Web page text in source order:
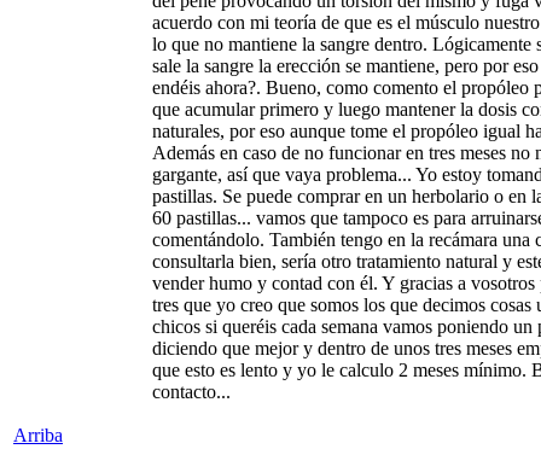
acuerdo con mi teoría de que es el músculo
lo que no mantiene la sangre dentro. Lógicamente
sale la sangre la erección se mantiene, pero por
endéis ahora?. Bueno, como comento el propóleo
que acumular primero y luego mantener la dosis
naturales, por eso aunque tome el propóleo igual
Además en caso de no funcionar en tres meses
gargante, así que vaya problema... Yo estoy
pastillas. Se puede comprar en un herbolario o en
60 pastillas... vamos que tampoco es para
comentándolo. También tengo en la recámara una
consultarla bien, sería otro tratamiento natural y
vender humo y contad con él. Y gracias a
tres que yo creo que somos los que decimos
chicos si queréis cada semana vamos poniendo
diciendo que mejor y dentro de unos tres meses
que esto es lento y yo le calculo 2 meses mínimo.
contacto...
Arriba